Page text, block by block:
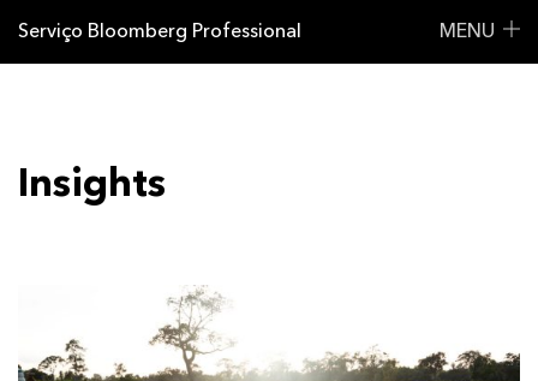
Serviço Bloomberg Professional MENU
Insights